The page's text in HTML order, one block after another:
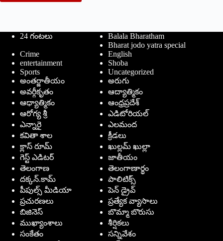
24 గంటలు
Balala Bharatham
Bharat jodo yatra special
Crime
English
entertainment
Shoba
Sports
Uncategorized
అంతర్జాతీయం
అరుగు
అవర్గీకృతం
ఆద్యాత్మికం
ఆధ్యాత్మికం
ఆంధ్రప్రదేశ్
ఆరోగ్య శ్రీ
ఎడిటోరియల్
ఎన్నారై
ఎలమంద
కవితా శాల
క్రీడలు
క్లాస్ రూమ్
ఖుల్లమ్ ఖుల్లా
గెస్ట్ ఎడిటర్
జాతీయం
తెలంగాణ
తెలంగాణార్థం
దక్కన్.కామ్
పాలిటిక్స్
పీపుల్స్ ‌మీడియా
పెన్ డ్రైవ్
ప్రచురణలు
ప్రత్యేక వ్యాసాలు
బిజినెస్
బొమ్మా బొరుసు
ముఖ్యాంశాలు
శీర్షికలు
సంకేతం
సన్నివేశం